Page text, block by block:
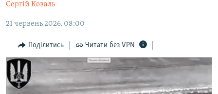
Перейти
до
ПОГЛЯД
ІНТЕРВ'Ю
ВСЕ ЗА ДЕНЬ
СПЕЦПРОЕКТИ
ДЕПОРТАЦІЯ
ЯК ОБІЙТИ БЛОКУВАННЯ
Сергій Коваль
21 червень 2026, 08:00
Поділитись Читати без VPN